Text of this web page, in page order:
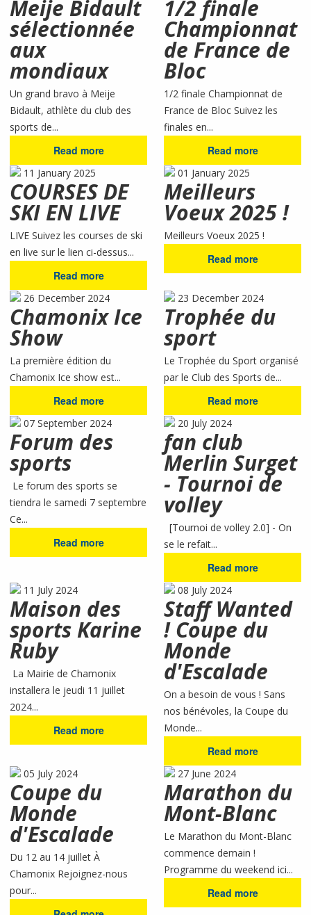
Meije Bidault
sélectionnée
aux
mondiaux
Un grand bravo à Meije
Bidault, athlète du club des
sports de...
Read more
1/2 finale
Championnat
de France de
Bloc
1/2 finale Championnat de
France de Bloc Suivez les
finales en...
Read more
11 January 2025
COURSES DE
SKI EN LIVE
LIVE Suivez les courses de ski
en live sur le lien ci-dessus...
Read more
01 January 2025
Meilleurs
Voeux 2025 !
Meilleurs Voeux 2025 !
Read more
26 December 2024
Chamonix Ice
Show
La première édition du
Chamonix Ice show est...
Read more
23 December 2024
Trophée du
sport
Le Trophée du Sport organisé
par le Club des Sports de...
Read more
07 September 2024
Forum des
sports
Le forum des sports se
tiendra le samedi 7 septembre
Ce...
Read more
20 July 2024
fan club
Merlin Surget
- Tournoi de
volley
[Tournoi de volley 2.0] - On
se le refait...
Read more
11 July 2024
Maison des
sports Karine
Ruby
La Mairie de Chamonix
installera le jeudi 11 juillet
2024...
Read more
08 July 2024
Staff Wanted
! Coupe du
Monde
d'Escalade
On a besoin de vous ! Sans
nos bénévoles, la Coupe du
Monde...
Read more
05 July 2024
Coupe du
Monde
d'Escalade
Du 12 au 14 juillet À
Chamonix Rejoignez-nous
pour...
27 June 2024
Marathon du
Mont-Blanc
Le Marathon du Mont-Blanc
commence demain !
Programme du weekend ici...
Read more